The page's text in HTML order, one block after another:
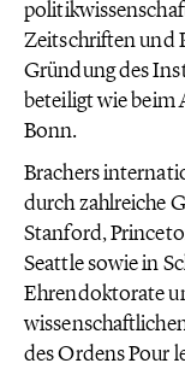
Zeitschriften und
Gründung des
beteiligt wie beim
Bonn.
Brachers
durch zahlreiche
Stanford,
Seattle sowie in
Ehrendoktorate
des Ordens Pour